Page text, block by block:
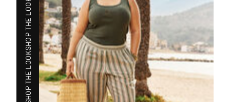
SHOP THE LOOK
SHOP THE LOOK